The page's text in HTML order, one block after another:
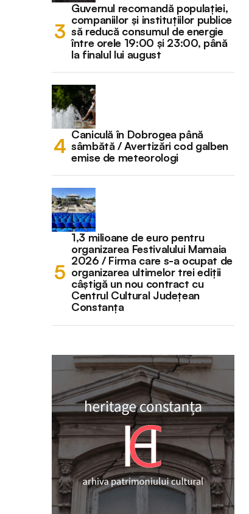
Guvernul recomandă populației,
companiilor și instituțiilor publice
să reducă consumul de energie
între orele 19:00 și 23:00, până
la finalul lui august
Caniculă în Dobrogea până
sâmbătă / Avertizări cod galben
emise de meteorologi
1,3 milioane de euro pentru
organizarea Festivalului Mamaia
2026 / Firma care s-a ocupat de
organizarea ultimelor trei ediții
câștigă un nou contract cu
Centrul Cultural Județean
Constanța